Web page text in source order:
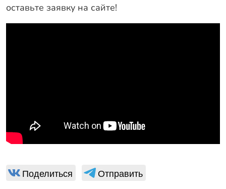
оставьте заявку на сайте!
Поделиться Отправить